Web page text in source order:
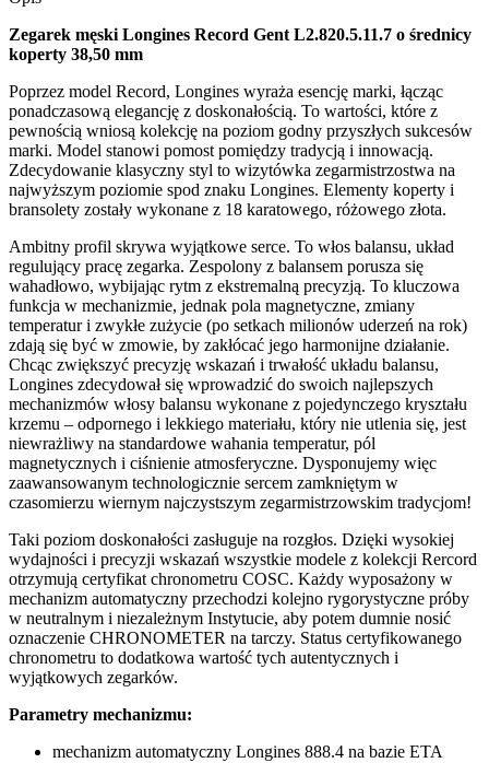
Zegarek męski Longines Record Gent L2.820.5.11.7 o średnicy
koperty 38,50 mm
Poprzez model Record, Longines wyraża esencję marki, łącząc
ponadczasową elegancję z doskonałością. To wartości, które z
pewnością wniosą kolekcję na poziom godny przyszłych sukcesów
marki. Model stanowi pomost pomiędzy tradycją i innowacją.
Zdecydowanie klasyczny styl to wizytówka zegarmistrzostwa na
najwyższym poziomie spod znaku Longines. Elementy koperty i
bransolety zostały wykonane z 18 karatowego, różowego złota.
Ambitny profil skrywa wyjątkowe serce. To włos balansu, układ
regulujący pracę zegarka. Zespolony z balansem porusza się
wahadłowo, wybijając rytm z ekstremalną precyzją. To kluczowa
funkcja w mechanizmie, jednak pola magnetyczne, zmiany
temperatur i zwykłe zużycie (po setkach milionów uderzeń na rok)
zdają się być w zmowie, by zakłócać jego harmonijne działanie.
Chcąc zwiększyć precyzję wskazań i trwałość układu balansu,
Longines zdecydował się wprowadzić do swoich najlepszych
mechanizmów włosy balansu wykonane z pojedynczego kryształu
krzemu – odpornego i lekkiego materiału, który nie utlenia się, jest
niewrażliwy na standardowe wahania temperatur, pól
magnetycznych i ciśnienie atmosferyczne. Dysponujemy więc
zaawansowanym technologicznie sercem zamkniętym w
czasomierzu wiernym najczystszym zegarmistrzowskim tradycjom!
Taki poziom doskonałości zasługuje na rozgłos. Dzięki wysokiej
wydajności i precyzji wskazań wszystkie modele z kolekcji Rercord
otrzymują certyfikat chronometru COSC. Każdy wyposażony w
mechanizm automatyczny przechodzi kolejno rygorystyczne próby
w neutralnym i niezależnym Instytucie, aby potem dumnie nosić
oznaczenie CHRONOMETER na tarczy. Status certyfikowanego
chronometru to dodatkowa wartość tych autentycznych i
wyjątkowych zegarków.
Parametry mechanizmu:
mechanizm automatyczny Longines 888.4 na bazie ETA